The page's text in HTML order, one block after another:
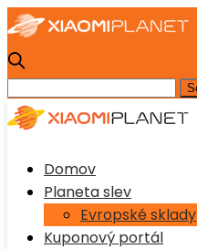
Domov
Planeta slev
Evropské sklady
Kuponový portál